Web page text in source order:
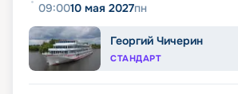
09:0010 мая 2027пн
Георгий Чичерин
СТАНДАРТ